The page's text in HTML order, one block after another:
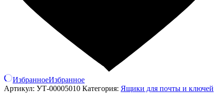
ИзбранноеИзбранное
Артикул: УТ-00005010 Категория: Ящики для почты и ключей